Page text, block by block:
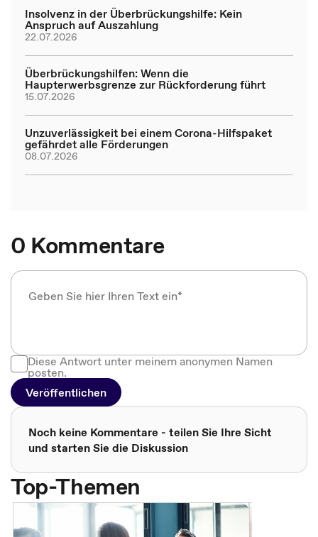
Insolvenz in der Überbrückungshilfe: Kein
Anspruch auf Auszahlung
22.07.2026
Überbrückungshilfen: Wenn die
Haupterwerbsgrenze zur Rückforderung führt
15.07.2026
Unzuverlässigkeit bei einem Corona-Hilfspaket
gefährdet alle Förderungen
08.07.2026
0 Kommentare
Diese Antwort unter meinem anonymen Namen
posten.
Veröffentlichen
Noch keine Kommentare - teilen Sie Ihre Sicht
und starten Sie die Diskussion
Top-Themen